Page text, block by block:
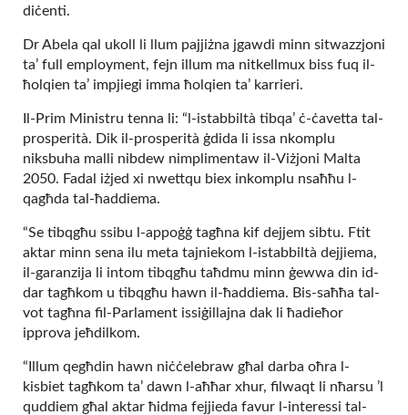
diċenti.
Dr Abela qal ukoll li llum pajjiżna jgawdi minn sitwazzjoni
ta’ full employment, fejn illum ma nitkellmux biss fuq il-
ħolqien ta’ impjiegi imma ħolqien ta’ karrieri.
Il-Prim Ministru tenna li: “l-istabbiltà tibqa’ ċ-ċavetta tal-
prosperità. Dik il-prosperità ġdida li issa nkomplu
niksbuha malli nibdew nimplimentaw il-Viżjoni Malta
2050. Fadal iżjed xi nwettqu biex inkomplu nsaħħu l-
qagħda tal-ħaddiema.
“Se tibqgħu ssibu l-appoġġ tagħna kif dejjem sibtu. Ftit
aktar minn sena ilu meta tajniekom l-istabbiltà dejjiema,
il-garanzija li intom tibqgħu taħdmu minn ġewwa din id-
dar tagħkom u tibqgħu hawn il-ħaddiema. Bis-saħħa tal-
vot tagħna fil-Parlament issiġillajna dak li ħadieħor
ipprova jeħdilkom.
“Illum qegħdin hawn niċċelebraw għal darba oħra l-
kisbiet tagħkom ta’ dawn l-aħħar xhur, filwaqt li nħarsu ’l
quddiem għal aktar ħidma fejjieda favur l-interessi tal-